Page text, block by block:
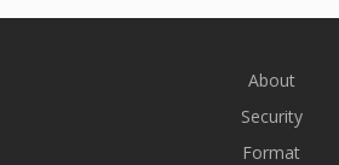
About
Security
Format